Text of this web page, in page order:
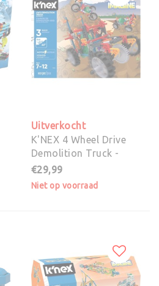
Uitverkocht
K'NEX 4 Wheel Drive
Demolition Truck -
Bouwset
€29,99
Niet op voorraad